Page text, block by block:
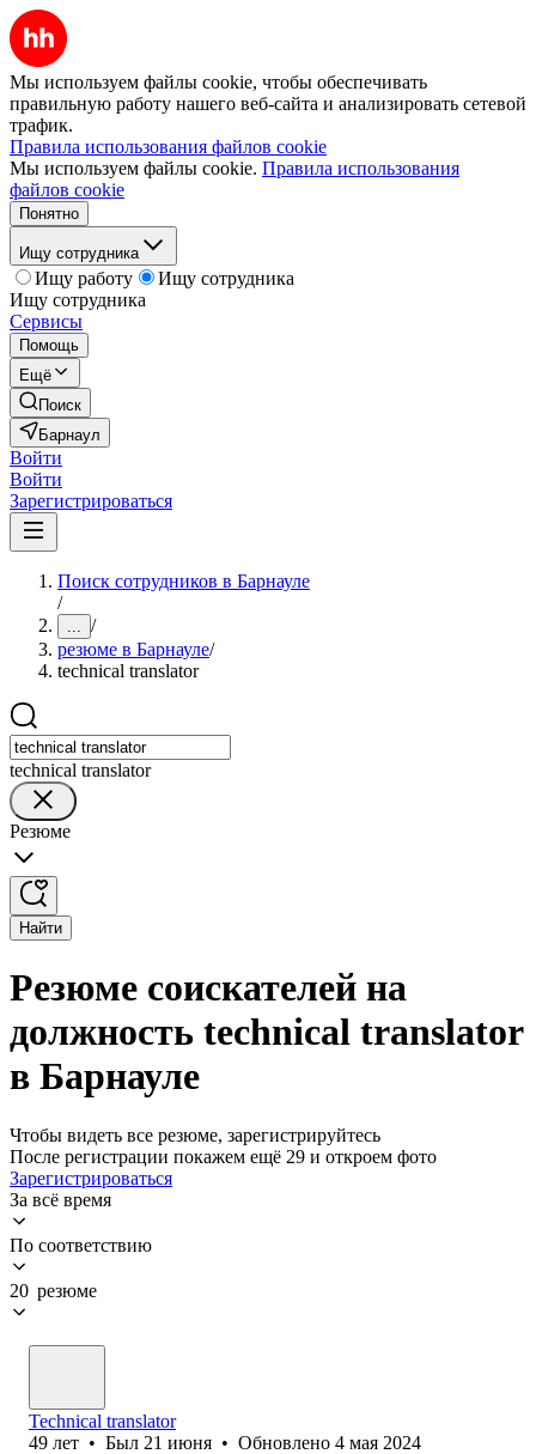
Мы используем файлы cookie, чтобы обеспечивать
правильную работу нашего веб-сайта и анализировать сетевой
трафик.
Правила использования файлов cookie
Мы используем файлы cookie. Правила использования
файлов cookie
Понятно
Ищу сотрудника
Ищу работу
Ищу сотрудника
Ищу сотрудника
Сервисы
Помощь
Ещё
Поиск
Барнаул
Войти
Войти
Зарегистрироваться
Поиск сотрудников в Барнауле
/
... /
резюме в Барнауле/
technical translator
technical translator
Резюме
Найти
Резюме соискателей на
должность technical translator
в Барнауле
Чтобы видеть все резюме, зарегистрируйтесь
После регистрации покажем ещё 29 и откроем фото
Зарегистрироваться
За всё время
По соответствию
20 резюме
Technical translator
49 лет • Был 21 июня • Обновлено 4 мая 2024